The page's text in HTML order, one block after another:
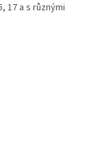
17 a s různými